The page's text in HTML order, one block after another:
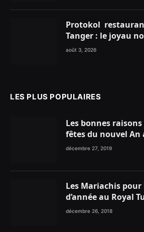
Protokol
Tanger : le joyau
réinvente vos soirées
août 3, 2026
LES PLUS POPULAIRES
Les bonnes
fêtes du nouvel
décembre 27, 2019
Les Mariachis
d’année au Royal
décembre 26, 2018